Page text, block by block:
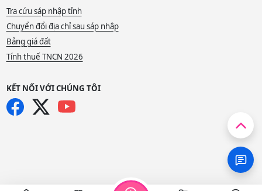
Tra cứu sáp nhập tỉnh
Chuyển đổi địa chỉ sau sáp nhập
Bảng giá đất
Tính thuế TNCN 2026
KẾT NỐI VỚI CHÚNG TÔI